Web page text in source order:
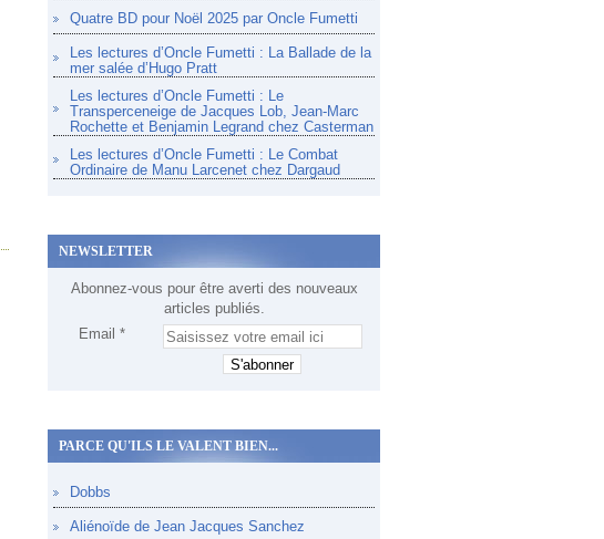
Quatre BD pour Noël 2025 par Oncle Fumetti
Les lectures d’Oncle Fumetti : La Ballade de la
mer salée d’Hugo Pratt
Les lectures d’Oncle Fumetti : Le
Transperceneige de Jacques Lob, Jean-Marc
Rochette et Benjamin Legrand chez Casterman
Les lectures d’Oncle Fumetti : Le Combat
Ordinaire de Manu Larcenet chez Dargaud
NEWSLETTER
Abonnez-vous pour être averti des nouveaux
articles publiés.
Email
PARCE QU'ILS LE VALENT BIEN...
Dobbs
Aliénoïde de Jean Jacques Sanchez